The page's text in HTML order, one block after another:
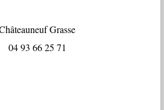
Grasse
04 93 66 25 71